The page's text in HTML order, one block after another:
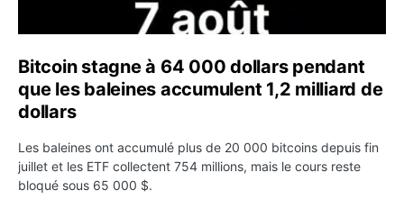
Bitcoin stagne à 64 000 dollars pendant
que les baleines accumulent 1,2 milliard de
dollars
Les baleines ont accumulé plus de 20 000 bitcoins depuis fin
juillet et les ETF collectent 754 millions, mais le cours reste
bloqué sous 65 000 $.